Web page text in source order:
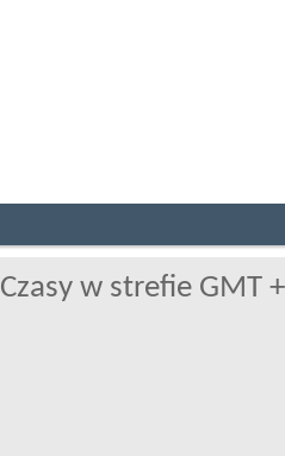
Czasy w strefie GMT